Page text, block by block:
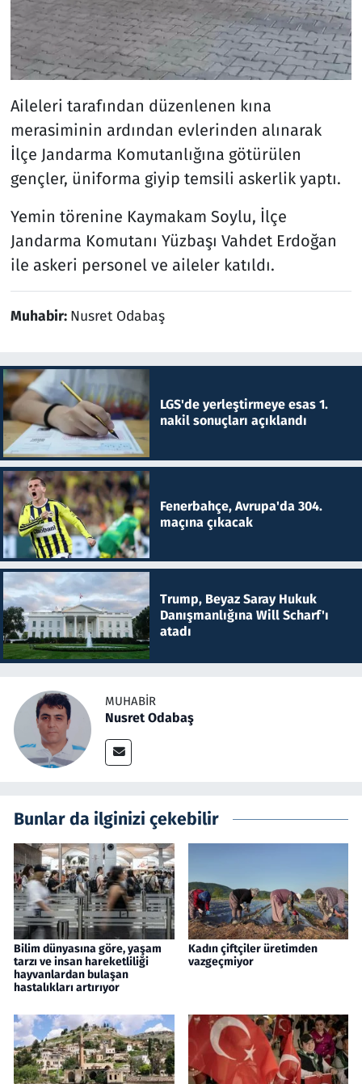
Aileleri tarafından düzenlenen kına
merasiminin ardından evlerinden alınarak
İlçe Jandarma Komutanlığına götürülen
gençler, üniforma giyip temsili askerlik yaptı.
Yemin törenine Kaymakam Soylu, İlçe
Jandarma Komutanı Yüzbaşı Vahdet Erdoğan
ile askeri personel ve aileler katıldı.
Muhabir: Nusret Odabaş
LGS'de yerleştirmeye esas 1.
nakil sonuçları açıklandı
Fenerbahçe, Avrupa'da 304.
maçına çıkacak
Trump, Beyaz Saray Hukuk
Danışmanlığına Will Scharf'ı
atadı
MUHABIR
Nusret Odabaş
Bunlar da ilginizi çekebilir
Bilim dünyasına göre, yaşam
tarzı ve insan hareketliliği
hayvanlardan bulaşan
hastalıkları artırıyor
Kadın çiftçiler üretimden
vazgeçmiyor